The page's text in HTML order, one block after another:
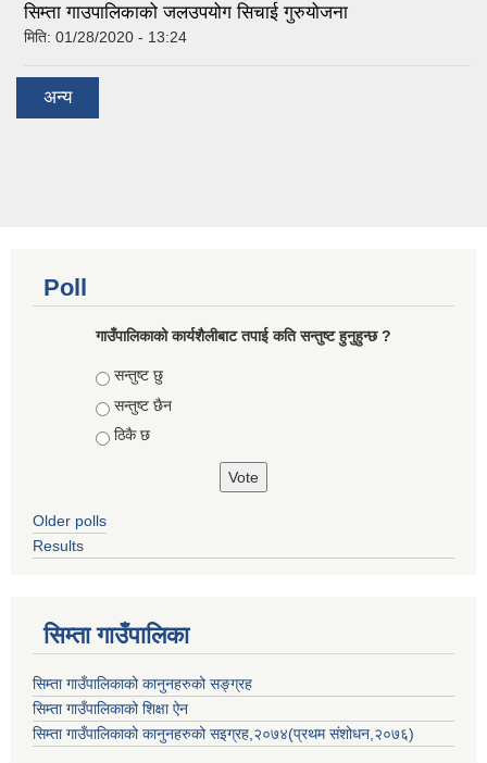
सिम्ता गाउपालिकाको जलउपयोग सिचाई गुरुयोजना
मिति: 01/28/2020 - 13:24
अन्य
Poll
गाउँपालिकाको कार्यशैलीबाट तपाई कति सन्तुष्ट हुनुहुन्छ ?
Choices
सन्तुष्ट छु
सन्तुष्ट छैन
ठिकै छ
Older polls
Results
सिम्ता गाउँपालिका
सिम्ता गाउँपालिकाको कानुनहरुको सङ्ग्रह
सिम्ता गाउँपालिकाको शिक्षा ऐन
सिम्ता गाउँपालिकाको कानुनहरुको सइग्रह,२०७४(प्रथम संशोधन,२०७६)